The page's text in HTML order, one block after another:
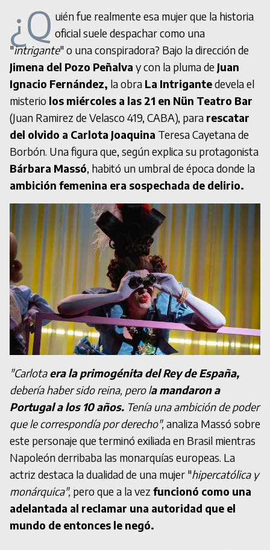
¿Q uién fue realmente esa mujer que la historia
oficial suele despachar como una
"intrigante" o una conspiradora? Bajo la dirección de
Jimena del Pozo Peñalva y con la pluma de Juan
Ignacio Fernández, la obra La Intrigantedevela el
misterio los miércoles a las 21 en Nün Teatro Bar
(Juan Ramirez de Velasco 419, CABA), para rescatar
del olvido a Carlota Joaquina Teresa Cayetana de
Borbón. Una figura que, según explica su protagonista
Bárbara Massó, habitó un umbral de época donde la
ambición femenina era sospechada de delirio.
"Carlotaera la primogénita del Rey de España,
debería haber sido reina, pero la mandaron a
Portugal a los 10 años. Tenía una ambición de poder
que le correspondía por derecho",analiza Massó sobre
este personaje que terminó exiliada en Brasil mientras
Napoleón derribaba las monarquías europeas. La
actriz destaca la dualidad de una mujer "hipercatólica y
monárquica", pero que a la vez funcionó como una
adelantada al reclamar una autoridad que el
mundo de entonces le negó.